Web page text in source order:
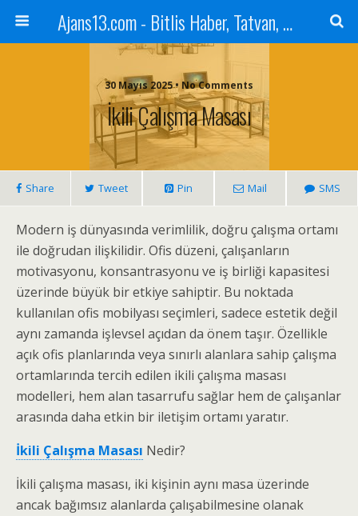
Ajans13.com - Bitlis Haber, Tatvan, Ahlat, Adilcevaz, Mutki, Hizan, Güroymak, Gazete, Ajans, 13, Haber
30 Mayıs 2025 • No Comments
İkili Çalışma Masası
Share Tweet Pin Mail SMS
Modern iş dünyasında verimlilik, doğru çalışma ortamı
ile doğrudan ilişkilidir. Ofis düzeni, çalışanların
motivasyonu, konsantrasyonu ve iş birliği kapasitesi
üzerinde büyük bir etkiye sahiptir. Bu noktada
kullanılan ofis mobilyası seçimleri, sadece estetik değil
aynı zamanda işlevsel açıdan da önem taşır. Özellikle
açık ofis planlarında veya sınırlı alanlara sahip çalışma
ortamlarında tercih edilen ikili çalışma masası
modelleri, hem alan tasarrufu sağlar hem de çalışanlar
arasında daha etkin bir iletişim ortamı yaratır.
İkili Çalışma Masası Nedir?
İkili çalışma masası, iki kişinin aynı masa üzerinde
ancak bağımsız alanlarda çalışabilmesine olanak